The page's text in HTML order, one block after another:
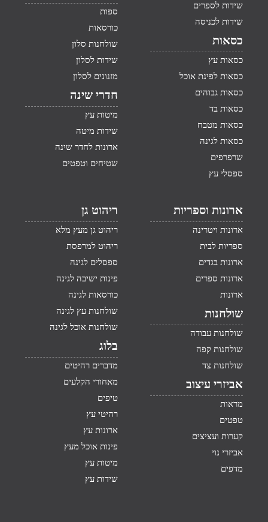
שידות לספרים
שידות לכניסה
כסאות
כסאות עץ
כסאות לפינת אוכל
כסאות גבוהים
כסאות בד
כסאות מטבח
כסאות לגינה
שרפרפים
ספסלי עץ
ספות
כורסאות
שולחנות סלון
שידות לסלון
מזנונים לסלון
חדרי שינה
מיטות עץ
שידות מיטה
ארונות לחדר שינה
שטיחים וטפטים
ארונות וספריות
ארונות ויטרינה
ספריות לבית
ארונות בגדים
ארונות ספרים
ארונות
שולחנות
שולחנות עבודה
שולחנות קפה
שולחנות צד
אביזרי עיצוב
מראות
טפטים
קערות ועציצים
אביזרי נוי
מדפים
ריהוט גן
ריהוט גן מעץ מלא
ריהוט למרפסת
ספסלים לגינה
פינות ישיבה לגינה
כורסאות לגינה
שולחנות עץ לגינה
שולחנות אוכל לגינה
בלוג
מדברים רהיטים
מאחורי הקלעים
טיפים
רהיטי עץ
ארונות עץ
פינות אוכל מעץ
מיטות עץ
שידות עץ